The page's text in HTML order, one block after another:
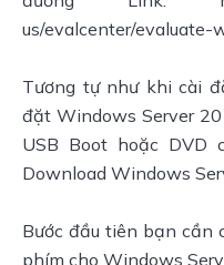
us/evalcenter/
Tương tự như khi cài
đặt Windows Server
USB Boot hoặc
Download Windows
Bước đầu tiên bạn cần
phím cho Windows